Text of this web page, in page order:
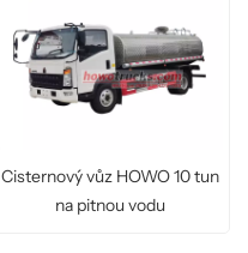
Cisternový vůz HOWO 10 tun
na pitnou vodu